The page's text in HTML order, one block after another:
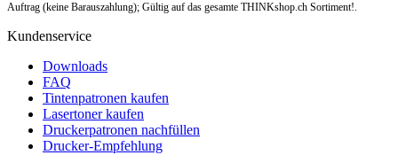
Auftrag (keine Barauszahlung); Gültig auf das gesamte THINKshop.ch Sortiment!.
Kundenservice
Downloads
FAQ
Tintenpatronen kaufen
Lasertoner kaufen
Druckerpatronen nachfüllen
Drucker-Empfehlung